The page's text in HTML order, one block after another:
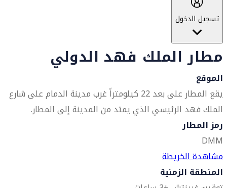
تسجيل الدخول
مطار الملك فهد الدولي
الموقع
يقع المطار على بعد 22 كيلومتراً غرب مدينة الدمام على شارع
الملك فهد الرئيسي الذي يمتد من المدينة إلى المطار.
رمز المطار
DMM
مشاهدة الخريطة
المنطقة الزمنية